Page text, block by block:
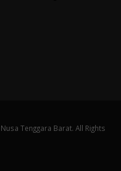
Tenggara Barat. All Rights